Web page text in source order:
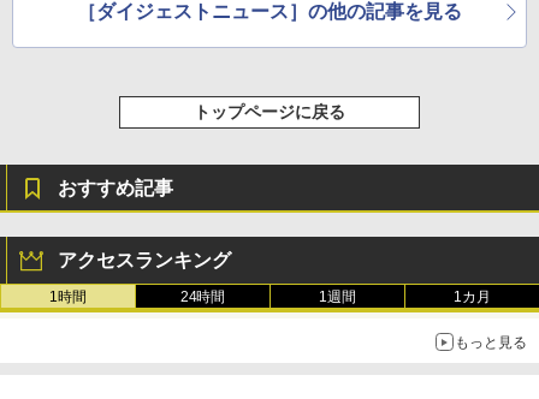
［ダイジェストニュース］の他の記事を見る
トップページに戻る
おすすめ記事
アクセスランキング
1時間 24時間 1週間 1カ月
もっと見る